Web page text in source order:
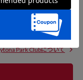
Park Clubについて